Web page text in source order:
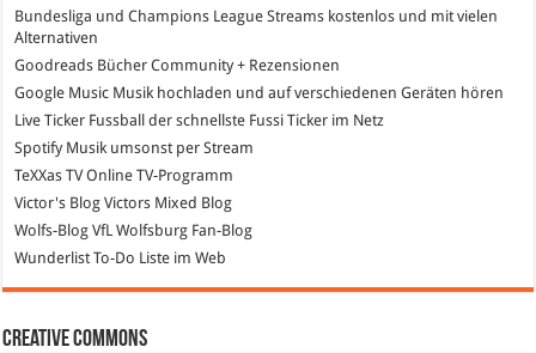
Bundesliga und Champions League Streams kostenlos und mit vielen
Alternativen
Goodreads Bücher Community + Rezensionen
Google Music Musik hochladen und auf verschiedenen Geräten hören
Live Ticker Fussball
der schnellste Fussi Ticker im Netz
SpotifyMusik umsonst per Stream
TeXXas TVOnline TV-Programm
Victor's Blog Victors Mixed Blog
Wolfs-Blog VfL Wolfsburg Fan-Blog
WunderlistTo-Do Liste im Web
Creative Commons